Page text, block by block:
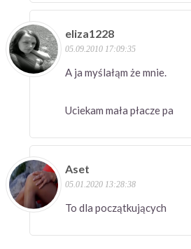
eliza1228
05.09.2010 17:09:35
A ja myślałąm że mnie.
Uciekam mała płacze pa
Aset
05.01.2020 13:28:38
To dla początkujących